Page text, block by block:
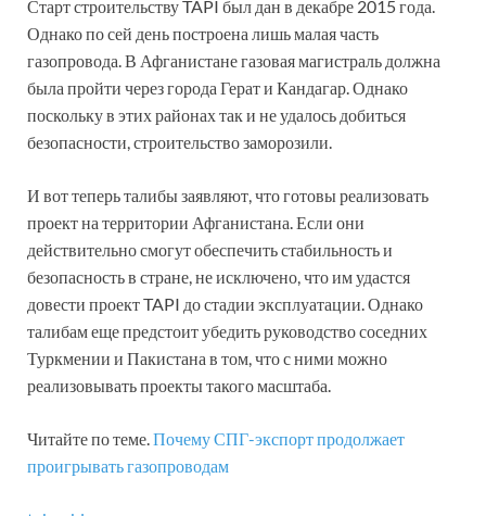
Старт строительству TAPI был дан в декабре 2015 года.
Однако по сей день построена лишь малая часть
газопровода. В Афганистане газовая магистраль должна
была пройти через города Герат и Кандагар. Однако
поскольку в этих районах так и не удалось добиться
безопасности, строительство заморозили.
И вот теперь талибы заявляют, что готовы реализовать
проект на территории Афганистана. Если они
действительно смогут обеспечить стабильность и
безопасность в стране, не исключено, что им удастся
довести проект TAPI до стадии эксплуатации. Однако
талибам еще предстоит убедить руководство соседних
Туркмении и Пакистана в том, что с ними можно
реализовывать проекты такого масштаба.
Читайте по теме.Почему СПГ-экспорт продолжает
проигрывать газопроводам